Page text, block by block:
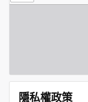
隱私權政策